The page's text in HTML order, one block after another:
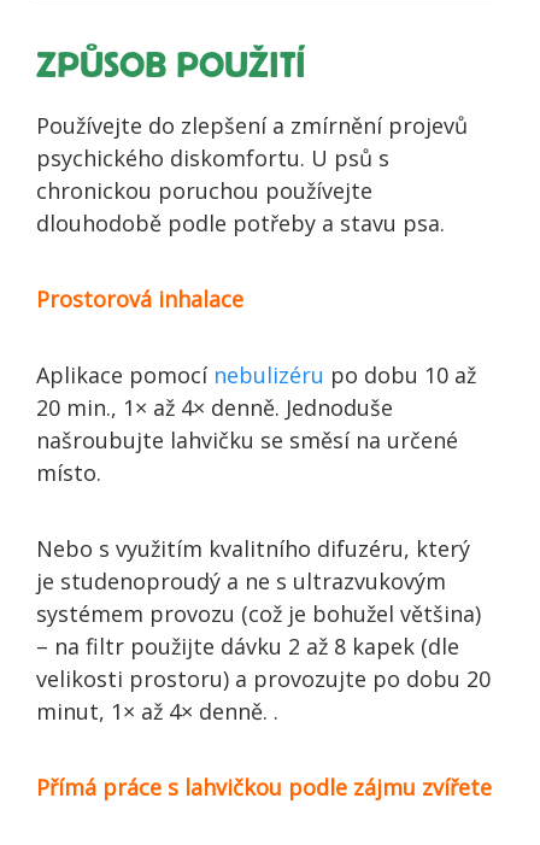
ZPŮSOB POUŽITÍ
Používejte do zlepšení a zmírnění projevů
psychického diskomfortu. U psů s
chronickou poruchou používejte
dlouhodobě podle potřeby a stavu psa.
Prostorová inhalace
Aplikace pomocí nebulizéru po dobu 10 až
20 min., 1× až 4× denně. Jednoduše
našroubujte lahvičku se směsí na určené
místo.
Nebo s využitím kvalitního difuzéru, který
je studenoproudý a ne s ultrazvukovým
systémem provozu (což je bohužel většina)
– na filtr použijte dávku 2 až 8 kapek (dle
velikosti prostoru) a provozujte po dobu 20
minut, 1× až 4× denně. .
Přímá práce s lahvičkou podle zájmu zvířete